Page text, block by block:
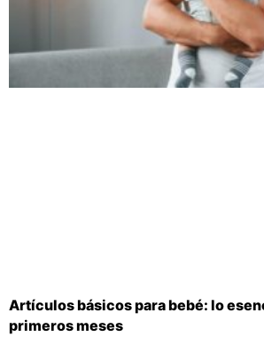
Artículos básicos para bebé: lo
primeros meses